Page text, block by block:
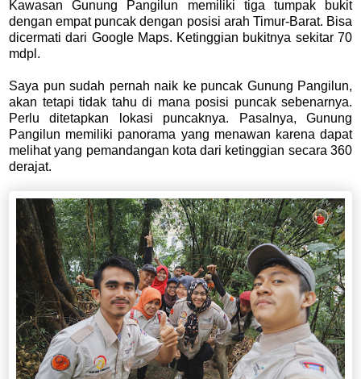
Kawasan Gunung Pangilun memiliki tiga tumpak bukit
dengan empat puncak dengan posisi arah Timur-Barat. Bisa
dicermati dari Google Maps. Ketinggian bukitnya sekitar 70
mdpl.
Saya pun sudah pernah naik ke puncak Gunung Pangilun,
akan tetapi tidak tahu di mana posisi puncak sebenarnya.
Perlu ditetapkan lokasi puncaknya. Pasalnya, Gunung
Pangilun memiliki panorama yang menawan karena dapat
melihat yang pemandangan kota dari ketinggian secara 360
derajat.